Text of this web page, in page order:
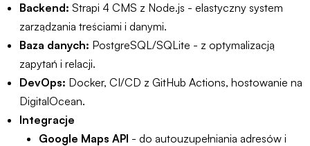
Backend: Strapi 4 CMS z Node.js - elastyczny system
zarządzania treściami i danymi.
Baza danych: PostgreSQL/SQLite - z optymalizacją
zapytań i relacji.
DevOps: Docker, CI/CD z GitHub Actions, hostowanie na
DigitalOcean.
Integracje
Google Maps API - do autouzupełniania adresów i